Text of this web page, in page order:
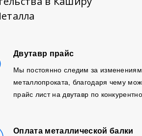
Двутавр прайс
Мы постоянно следим за
металлопроката, благодаря чему
прайс лист на двутавр по
Оплата металлической балки